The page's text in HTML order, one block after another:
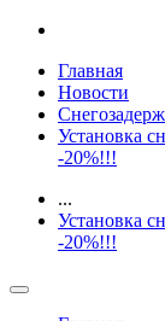
Главная
Новости
Установка
-20%!!!
...
Установка
-20%!!!